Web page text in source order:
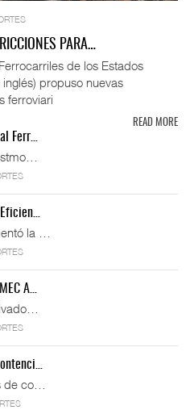
PARA…
de los Estados
propuso nuevas
ferroviari
READ MORE
Ferr…
la …
A…
de co…